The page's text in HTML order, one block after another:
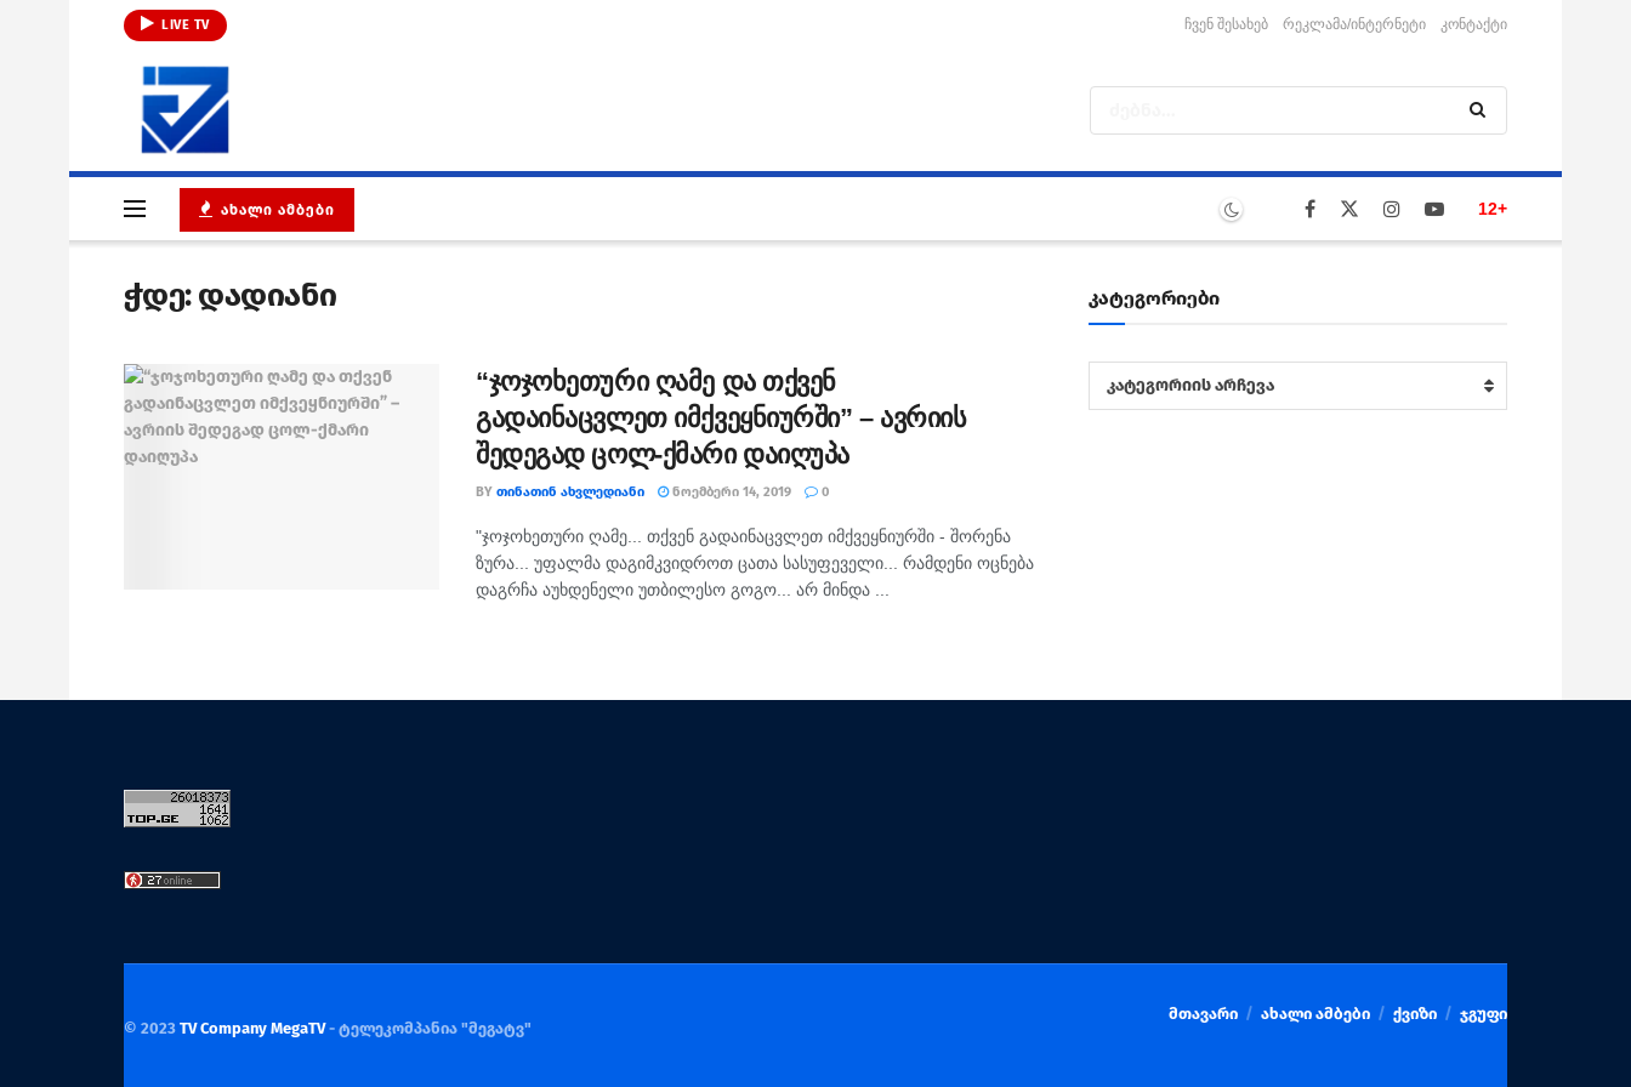
LIVE TV ჩვენ შესახებ რეკლამა/ინტერნეტი კონტაქტი
ᲐᲮᲐᲚᲘ ᲐᲛᲑᲔᲑᲘ 12+
ჭდე:დადიანი
“ჯოჯოხეთური ღამე და თქვენ
გადაინაცვლეთ იმქვეყნიურში” – ავრიის
შედეგად ცოლ-ქმარი დაიღუპა
BY ᲗᲘᲜᲐᲗᲘᲜ ᲐᲮᲕᲚᲔᲓᲘᲐᲜᲘ ᲜᲝᲔᲛᲑᲔᲠᲘ 14, 2019 0
"ჯო­ჯო­ხე­თუ­რი ღამე... თქვენ გა­და­ი­ნაც­ვლეთ იმ­ქვეყ­ნი­ურ­ში - შო­რე­ნა
ზურა... უფალ­მა და­გიმ­კვიდ­როთ ცათა სა­სუ­ფე­ვე­ლი... რამ­დე­ნი ოც­ნე­ბა
დაგ­რჩა აუხ­დე­ნე­ლი უთ­ბი­ლე­სო გოგო... არ მინ­და ...
კატეგორიები
კატეგორიები
კატეგორიის არჩევა
მთავარი ახალი ამბები ქვიზი
ჯგუფი
© 2023 TV Company MegaTV- ტელეკომპანია "მეგატვ"